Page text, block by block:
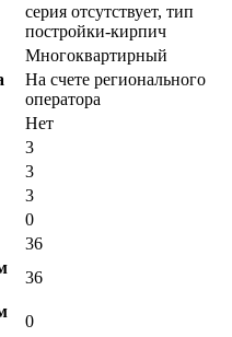
серия отсутствует, тип
постройки-кирпич
Многоквартирный
На счете регионального
оператора
Нет
3
3
3
0
36
36
0